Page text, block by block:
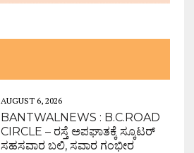
AUGUST 6, 2026
BANTWALNEWS : B.C.ROAD
CIRCLE – ರಸ್ತೆ ಅಪಘಾತಕ್ಕೆ ಸ್ಕೂಟರ್
ಸಹಸವಾರ ಬಲಿ, ಸವಾರ ಗಂಭೀರ